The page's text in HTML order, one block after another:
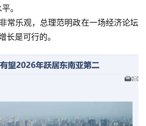
。
常乐观，总理范明政在一场经济论坛
长是可行的。